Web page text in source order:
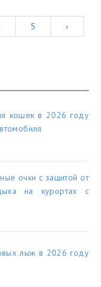
5
›
кошек в 2026 году
очки с защитой от
на курортах с
лыж в 2026 году